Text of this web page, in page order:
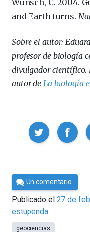
Wunsch, C. 2004.
and Earth turns.
Sobre el autor:
profesor de biología
divulgador científico.
autor de La biología
Compartir
Por
César
Tomé
Un comentario
Publicado el 27 de
estupenda
geociencias